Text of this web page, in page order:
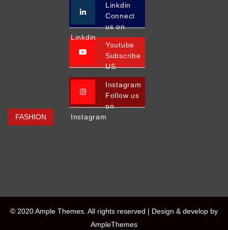
FASHION
Linkdin
Connect
us on
Linkdin
Youtube
Subscribe
US
Instagram
Follow us
on
Instagram
© 2020 Ample Themes. All rights reserved | Design & develop by
AmpleThemes